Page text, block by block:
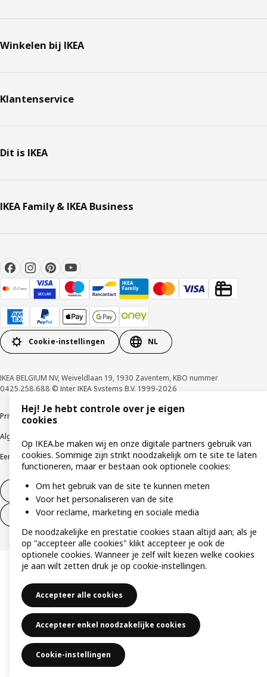
Winkelen bij IKEA
Klantenservice
Dit is IKEA
IKEA Family & IKEA Business
Cookie-instellingen NL
IKEA BELGIUM NV, Weiveldlaan 19, 1930 Zaventem, KBO nummer
0425.258.688 © Inter IKEA Systems B.V. 1999-2026
PrivacybeleidCookiebeleid
Gebruiksvoorwaarden
Algemene contractvoorwaarden
Een etische bezorgdheid uitenKlachten
Herroeping van contract
Herroeping van contract (services)
Hej! Je hebt controle over je eigen
cookies
Op IKEA.be maken wij en onze digitale partners gebruik van
cookies. Sommige zijn strikt noodzakelijk om te site te laten
functioneren, maar er bestaan ook optionele cookies:
Om het gebruik van de site te kunnen meten
Voor het personaliseren van de site
Voor reclame, marketing en sociale media
De noodzakelijke en prestatie cookies staan altijd aan; als je
op "accepteer alle cookies" klikt accepteer je ook de
optionele cookies. Wanneer je zelf wilt kiezen welke cookies
je aan wilt zetten druk je op cookie-instellingen.
Accepteer alle cookies
Accepteer enkel noodzakelijke cookies
Cookie-instellingen